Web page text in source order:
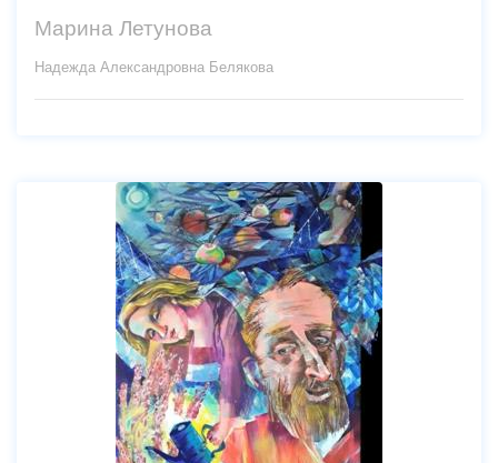
Марина Летунова
Надежда Александровна Белякова